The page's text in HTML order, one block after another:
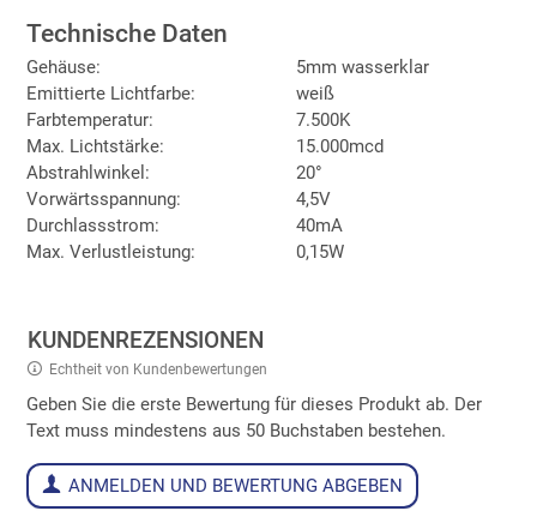
Technische Daten
Gehäuse:
5mm wasserklar
Emittierte Lichtfarbe:
weiß
Farbtemperatur:
7.500K
Max. Lichtstärke:
15.000mcd
Abstrahlwinkel:
20°
Vorwärtsspannung:
4,5V
Durchlassstrom:
40mA
Max. Verlustleistung:
0,15W
KUNDENREZENSIONEN
Echtheit von Kundenbewertungen
Geben Sie die erste Bewertung für dieses Produkt ab. Der
Text muss mindestens aus 50 Buchstaben bestehen.
ANMELDEN UND BEWERTUNG ABGEBEN